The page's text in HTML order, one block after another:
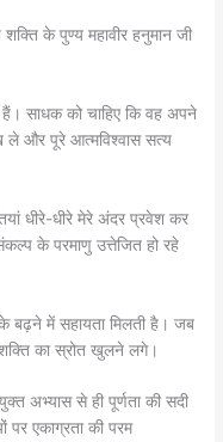
के पुण्य महावीर हनुमान जी
साधक को चाहिए कि वह अपने
ले और पूरे आत्मविश्वास सत्य
धीरे-धीरे मेरे अंदर प्रवेश कर
के परमाणु उत्तेजित हो रहे
बढ़ने में सहायता मिलती है। जब
का स्रोत खुलने लगे।
अभ्यास से ही पूर्णता की सदी
पर एकाग्रता की परम